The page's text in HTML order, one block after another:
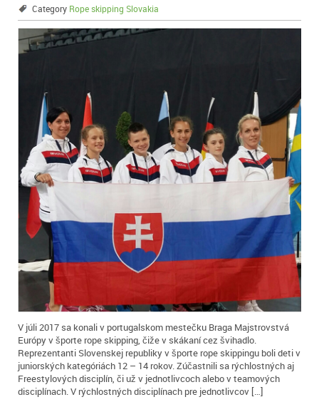
Category Rope skipping Slovakia
V júli 2017 sa konali v portugalskom mestečku Braga Majstrovstvá
Európy v športe rope skipping, čiže v skákaní cez švihadlo.
Reprezentanti Slovenskej republiky v športe rope skippingu boli deti v
juniorských kategóriách 12 – 14 rokov. Zúčastnili sa rýchlostných aj
Freestylových disciplín, či už v jednotlivcoch alebo v teamových
disciplínach. V rýchlostných disciplínach pre jednotlivcov […]